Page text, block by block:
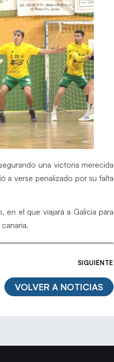
una victoria merecida
a verse penalizado por su falta
en el que viajará a Galicia para
SIGUIENTE
VOLVER A NOTICIAS